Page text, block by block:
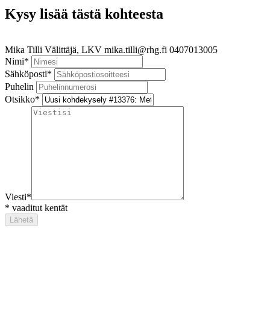
Kysy lisää tästä kohteesta
Mika Tilli Välittäjä, LKV mika.tilli@rhg.fi 0407013005
Nimi*
Sähköposti*
Puhelin
Otsikko*
Viesti*
* vaaditut kentät